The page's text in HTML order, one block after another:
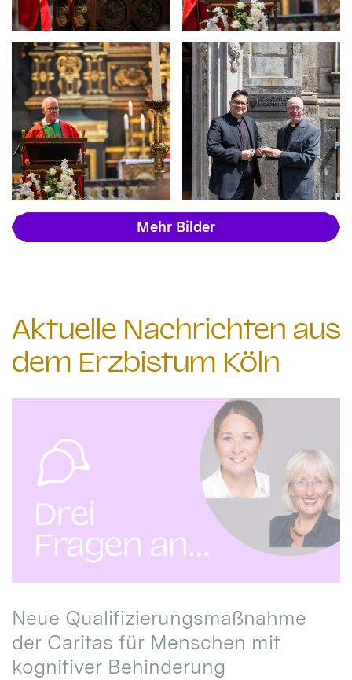
Mehr Bilder
Aktuelle Nachrichten aus
dem Erzbistum Köln
Neue Qualifizierungsmaßnahme
der Caritas für Menschen mit
kognitiver Behinderung